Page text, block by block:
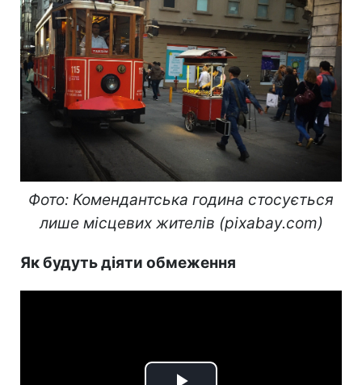
Фото: Комендантська година стосується
лише місцевих жителів (pixabay.com)
Як будуть діяти обмеження